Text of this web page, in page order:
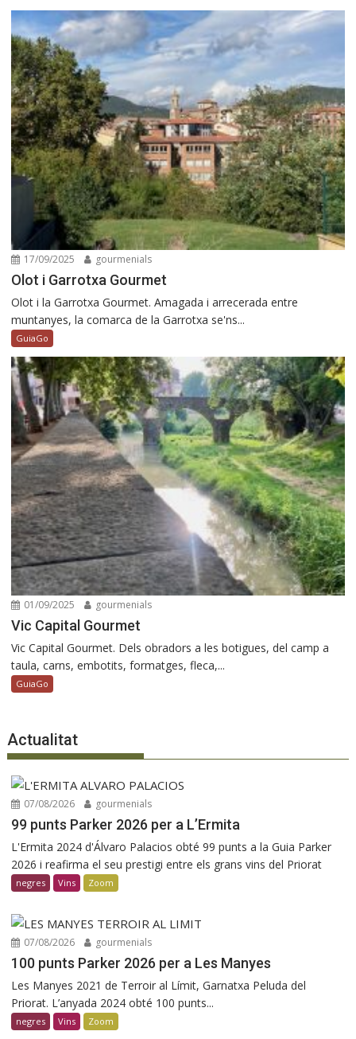
17/09/2025 gourmenials
Olot i Garrotxa Gourmet
Olot i la Garrotxa Gourmet. Amagada i arrecerada entre
muntanyes, la comarca de la Garrotxa se'ns...
GuiaGo
01/09/2025 gourmenials
Vic Capital Gourmet
Vic Capital Gourmet. Dels obradors a les botigues, del camp a
taula, carns, embotits, formatges, fleca,...
GuiaGo
Actualitat
07/08/2026 gourmenials
99 punts Parker 2026 per a L’Ermita
L'Ermita 2024 d'Álvaro Palacios obté 99 punts a la Guia Parker
2026 i reafirma el seu prestigi entre els grans vins del Priorat
negres Vins Zoom
07/08/2026 gourmenials
100 punts Parker 2026 per a Les Manyes
Les Manyes 2021 de Terroir al Límit, Garnatxa Peluda del
Priorat. L’anyada 2024 obté 100 punts...
negres Vins Zoom